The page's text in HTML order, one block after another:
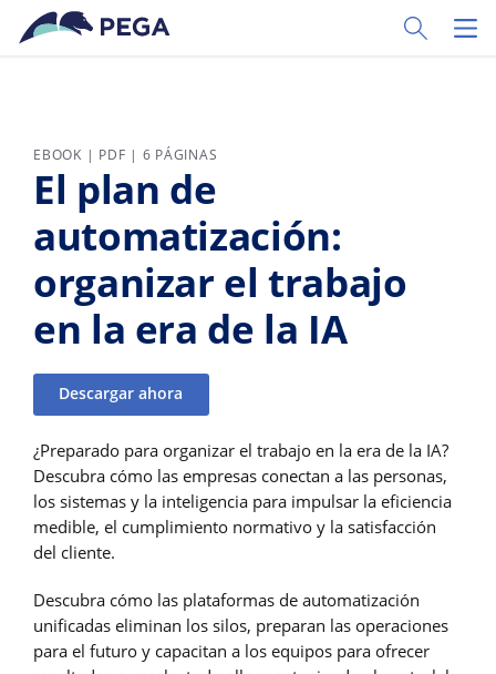
Ir al contenido principal
Toggle
EBOOK | PDF | 6 PÁGINAS
El plan de
automatización:
organizar el trabajo
en la era de la IA
Descargar ahora
¿Preparado para organizar el trabajo en la era de la IA?
Descubra cómo las empresas conectan a las personas,
los sistemas y la inteligencia para impulsar la eficiencia
medible, el cumplimiento normativo y la satisfacción
del cliente.
Descubra cómo las plataformas de automatización
unificadas eliminan los silos, preparan las operaciones
para el futuro y capacitan a los equipos para ofrecer